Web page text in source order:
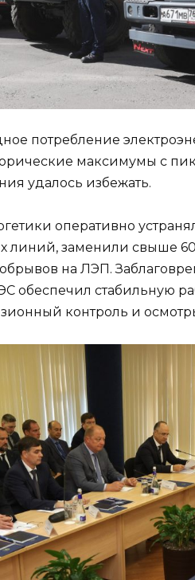
потребление
максимумы с
удалось избежать.
оперативно
линий, заменили свыше
на ЛЭП.
обеспечил стабильную
контроль и